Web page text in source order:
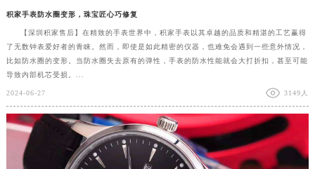
积家手表防水圈变形，珠宝匠心巧修复
【深圳积家售后】在精致的手表世界中，积家手表以其卓越的品质和精湛的工艺赢得
了无数钟表爱好者的青睐。然而，即使是如此精密的仪器，也难免会遇到一些意外情况，
比如防水圈的变形。当防水圈失去原有的弹性，手表的防水性能就会大打折扣，甚至可能
导致内部机芯受损。...
2024-06-27 3149人